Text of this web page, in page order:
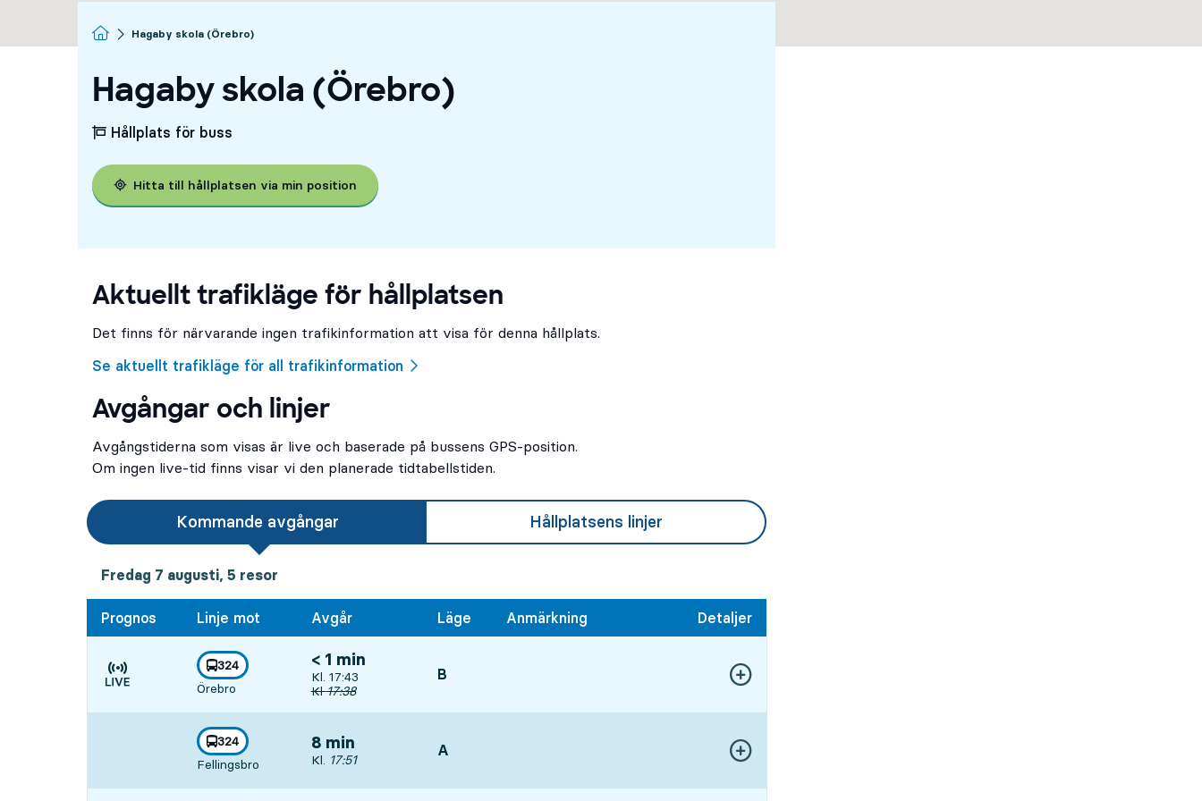
Startsida
Hagaby skola (Örebro)
Hagaby skola (Örebro)
Hållplats för buss
Hitta till hållplatsen via min position
Aktuellt trafikläge för hållplatsen
Det finns för närvarande ingen trafikinformation att visa för denna hållplats.
Se aktuellt trafikläge för all trafikinformation
Avgångar och linjer
Avgångstiderna som visas är live och baserade på bussens GPS-position.
Om ingen live-tid finns visar vi den planerade tidtabellstiden.
Kommande avgångar Hållplatsens linjer
fredag 7 augusti, 5resor
Fredag 7 augusti, 5 resor
Prognos Linje mot Avgår Läge Anmärkning Detaljer
Tiden är prognos
linje
324
mot
Örebro
,
< 1 min
Avgår, Kl. 17:43, om mindre än en minut
Kl. 17:43
Ursprunglig avgångstid
Kl17:38
LÄGE,
B Visa fler detaljer
linje
324
mot
Fellingsbro
,
8 min
Avgår, Kl. 17:51, om 8 min
Kl. 17:51
LÄGE,
A Visa fler detaljer